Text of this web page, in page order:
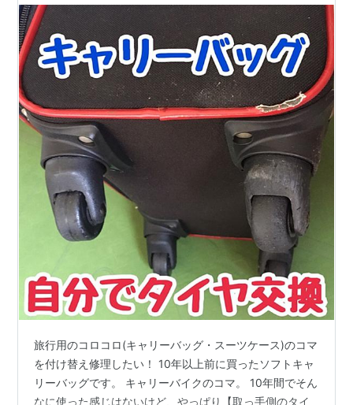
旅行用のコロコロ(キャリーバッグ・スーツケース)のコマ
を付け替え修理したい！ 10年以上前に買ったソフトキャ
リーバッグです。 キャリーバイクのコマ。 10年間でそん
なに使った感じはないけど、やっぱり【取っ手側のタイ